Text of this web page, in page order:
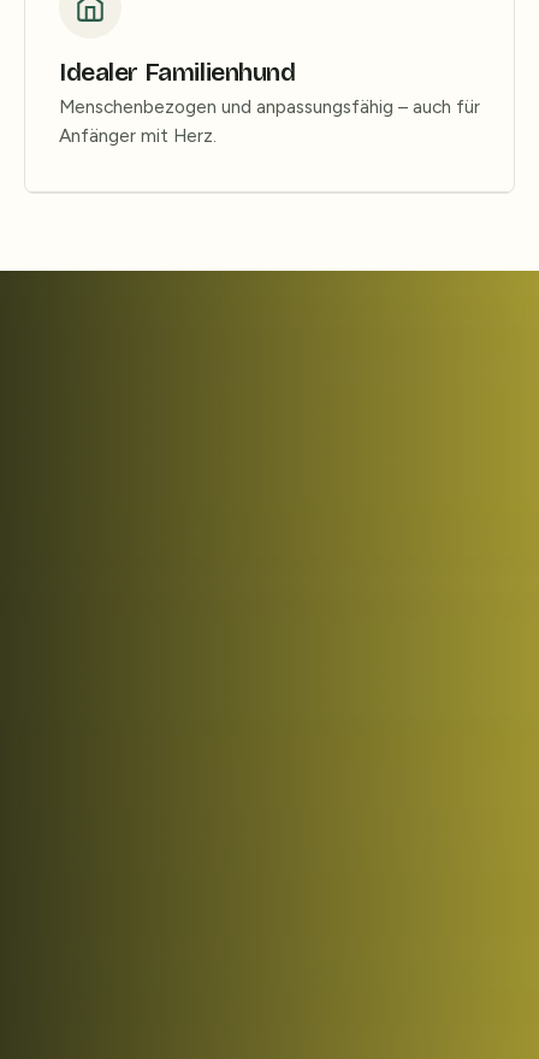
Idealer Familienhund
Menschenbezogen und anpassungsfähig – auch für
Anfänger mit Herz.